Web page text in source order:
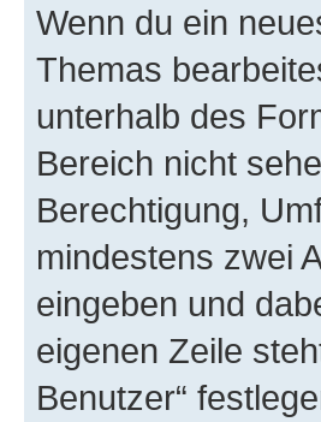
Wenn du ein
Themas
unterhalb des
Bereich nicht
Berechtigung,
mindestens zwei
eingeben und
eigenen Zeile
Benutzer“